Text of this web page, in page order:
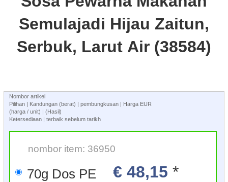
Semulajadi Hijau Zaitun,
Serbuk, Larut Air (38584)
Nombor artikel
Pilihan | Kandungan (berat) | pembungkusan | Harga EUR
(harga / unit) | (Hasil)
Ketersediaan | terbaik sebelum tarikh
nombor item: 36950
70g Dos PE € 48,15 *